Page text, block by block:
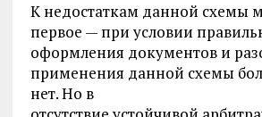
К недостаткам данной схемы
первое — при условии
оформления документов и
применения данной схемы
нет. Но в